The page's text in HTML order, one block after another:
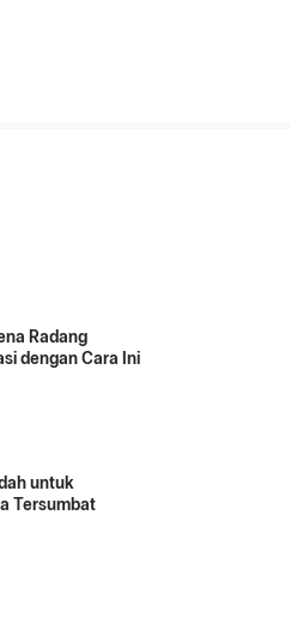
Radang
dengan Cara Ini
untuk
Tersumbat